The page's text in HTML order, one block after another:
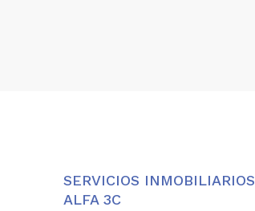
SERVICIOS INMOBILIARIOS
ALFA 3C